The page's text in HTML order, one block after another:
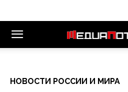
НОВОСТИ РОССИИ И МИРА